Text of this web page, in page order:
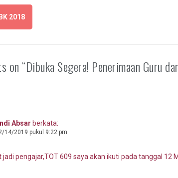
2018
on “Dibuka Segera! Penerimaan Guru
Absar berkata:
14/2019 pukul 9:22 pm
pengajar,TOT 609 saya akan ikuti pada tanggal 12